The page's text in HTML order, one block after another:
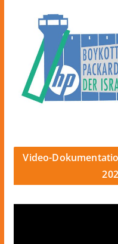
Video-